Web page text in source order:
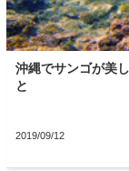
沖縄でサンゴが美
と
2019/09/12